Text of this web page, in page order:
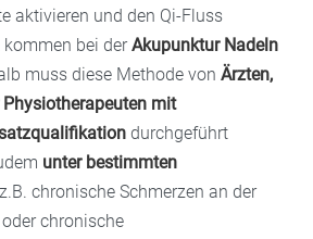
aktivieren und den Qi-Fluss
bei der Akupunktur Nadeln
muss diese Methode von Ärzten,
mit
durchgeführt
unter bestimmten
chronische Schmerzen an der
chronische